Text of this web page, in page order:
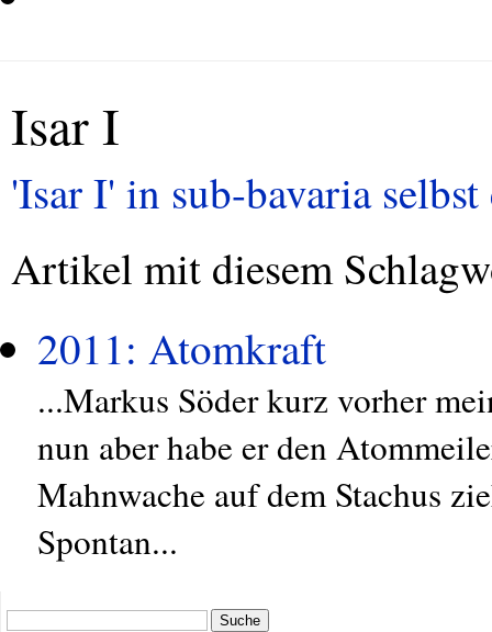
Isar I
'Isar I' in sub-bavaria
Artikel mit diesem
2011: Atomkraft
...Markus Söder kurz vorher
nun aber habe er den
Mahnwache auf dem Stachus
Spontan...
Suche